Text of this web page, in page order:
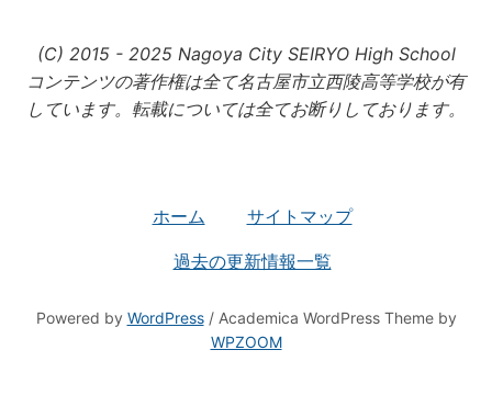
(C) 2015 - 2025 Nagoya City SEIRYO High School
コンテンツの著作権は全て名古屋市立西陵高等学校が有
しています。転載については全てお断りしております。
ホーム サイトマップ
過去の更新情報一覧
Powered by WordPress/ Academica WordPress Theme by
WPZOOM